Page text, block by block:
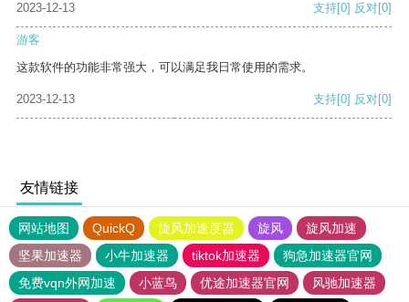
2023-12-13 支持[0] 反对[0]
游客
这款软件的功能非常强大，可以满足我日常使用的需求。
2023-12-13 支持[0] 反对[0]
友情链接
网站地图 QuickQ 旋风加速度器 旋风
旋风加速
坚果加速器
小牛加速器 tiktok加速器
狗急加速器官网
免费vqn外网加速
小蓝鸟 优途加速器官网
风驰加速器